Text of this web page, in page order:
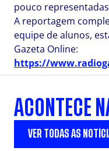
pouco
A reportagem
equipe de alunos,
Gazeta Online:
https://
ACONTECE
VER TODAS AS